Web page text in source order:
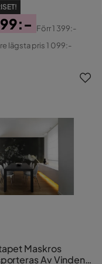
Förr1 399:-
lägsta pris 1 099:-
Maskros
Av Vinden